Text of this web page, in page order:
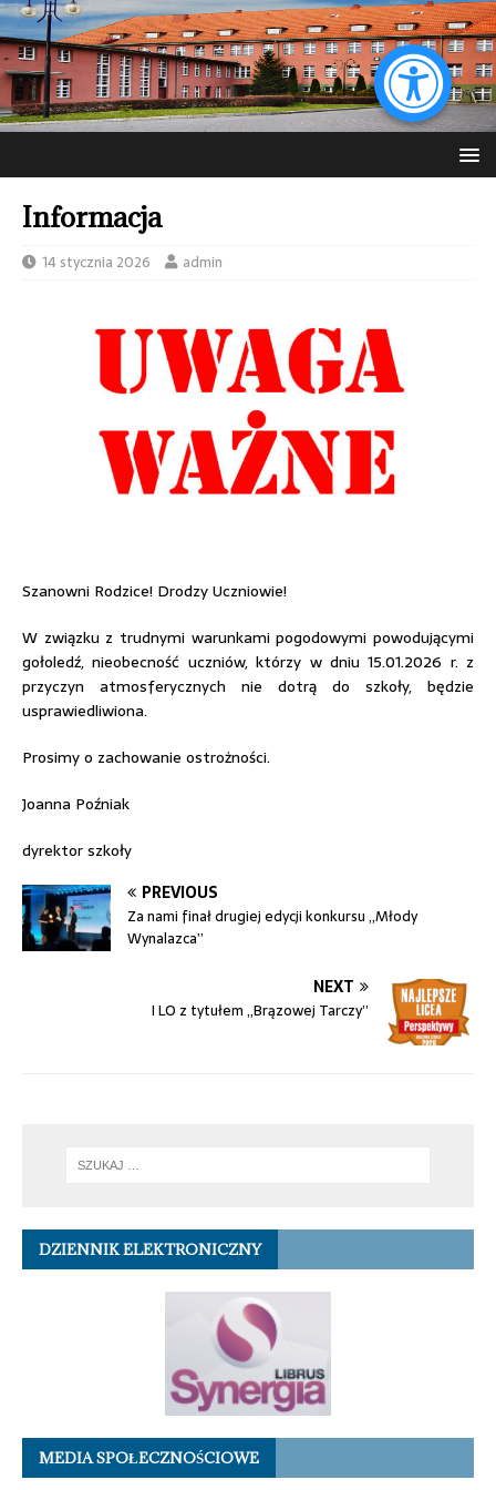
Informacja
14 stycznia 2026 admin
Szanowni Rodzice! Drodzy Uczniowie!
W związku z trudnymi warunkami pogodowymi powodującymi
gołoledź, nieobecność uczniów, którzy w dniu 15.01.2026 r. z
przyczyn atmosferycznych nie dotrą do szkoły, będzie
usprawiedliwiona.
Prosimy o zachowanie ostrożności.
Joanna Poźniak
dyrektor szkoły
PREVIOUS
Za nami finał drugiej edycji konkursu „Młody
Wynalazca”
NEXT
I LO z tytułem „Brązowej Tarczy”
DZIENNIK ELEKTRONICZNY
MEDIA SPOŁECZNOŚCIOWE